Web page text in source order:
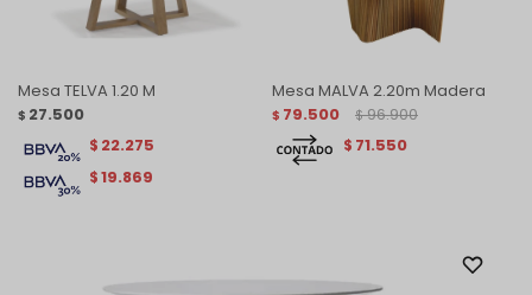
Mesa TELVA 1.20 M
$ 27.500
$19.869
$ 22.275
Mesa MALVA 2.20m Madera
$ 79.500 $ 96.900
$ 71.550